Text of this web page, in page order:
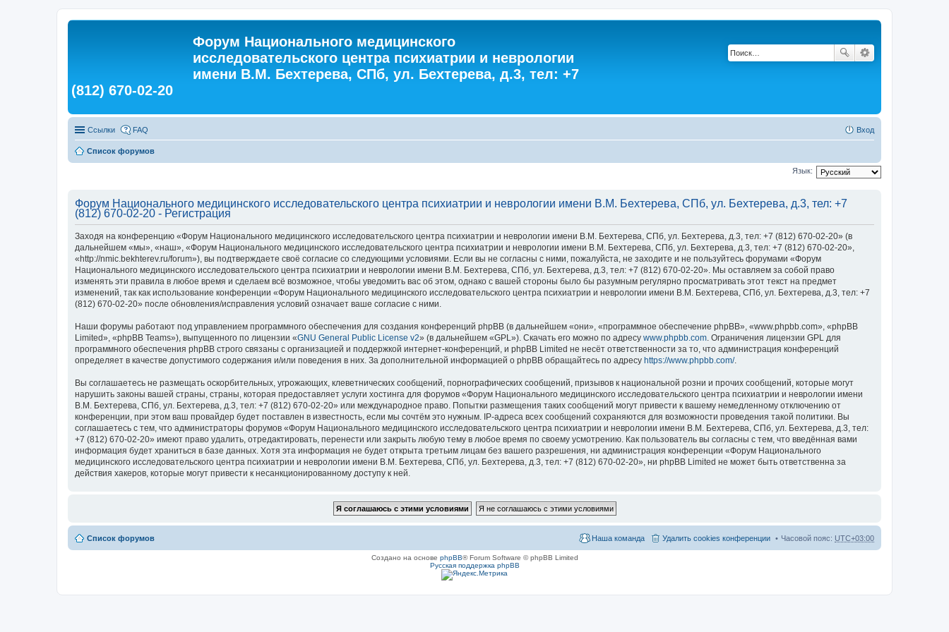
Форум Национального медицинского
исследовательского центра психиатрии и неврологии
имени В.М. Бехтерева, СПб, ул. Бехтерева, д.3, тел: +7
(812) 670-02-20
Ссылки FAQ Вход
Список форумов
Язык:
Форум Национального медицинского исследовательского центра психиатрии и неврологии имени В.М. Бехтерева, СПб, ул. Бехтерева, д.3, тел: +7
(812) 670-02-20 - Регистрация
Заходя на конференцию «Форум Национального медицинского исследовательского центра психиатрии и неврологии имени В.М. Бехтерева, СПб, ул. Бехтерева, д.3, тел: +7 (812) 670-02-20» (в
дальнейшем «мы», «наш», «Форум Национального медицинского исследовательского центра психиатрии и неврологии имени В.М. Бехтерева, СПб, ул. Бехтерева, д.3, тел: +7 (812) 670-02-20»,
«http://nmic.bekhterev.ru/forum»), вы подтверждаете своё согласие со следующими условиями. Если вы не согласны с ними, пожалуйста, не заходите и не пользуйтесь форумами «Форум
Национального медицинского исследовательского центра психиатрии и неврологии имени В.М. Бехтерева, СПб, ул. Бехтерева, д.3, тел: +7 (812) 670-02-20». Мы оставляем за собой право
изменять эти правила в любое время и сделаем всё возможное, чтобы уведомить вас об этом, однако с вашей стороны было бы разумным регулярно просматривать этот текст на предмет
изменений, так как использование конференции «Форум Национального медицинского исследовательского центра психиатрии и неврологии имени В.М. Бехтерева, СПб, ул. Бехтерева, д.3, тел: +7
(812) 670-02-20» после обновления/исправления условий означает ваше согласие с ними.
Наши форумы работают под управлением программного обеспечения для создания конференций phpBB (в дальнейшем «они», «программное обеспечение phpBB», «www.phpbb.com», «phpBB
Limited», «phpBB Teams»), выпущенного по лицензии «GNU General Public License v2» (в дальнейшем «GPL»). Скачать его можно по адресу www.phpbb.com. Ограничения лицензии GPL для
программного обеспечения phpBB строго связаны с организацией и поддержкой интернет-конференций, и phpBB Limited не несёт ответственности за то, что администрация конференций
определяет в качестве допустимого содержания и/или поведения в них. За дополнительной информацией о phpBB обращайтесь по адресу https://www.phpbb.com/.
Вы соглашаетесь не размещать оскорбительных, угрожающих, клеветнических сообщений, порнографических сообщений, призывов к национальной розни и прочих сообщений, которые могут
нарушить законы вашей страны, страны, которая предоставляет услуги хостинга для форумов «Форум Национального медицинского исследовательского центра психиатрии и неврологии имени
В.М. Бехтерева, СПб, ул. Бехтерева, д.3, тел: +7 (812) 670-02-20» или международное право. Попытки размещения таких сообщений могут привести к вашему немедленному отключению от
конференции, при этом ваш провайдер будет поставлен в известность, если мы сочтём это нужным. IP-адреса всех сообщений сохраняются для возможности проведения такой политики. Вы
соглашаетесь с тем, что администраторы форумов «Форум Национального медицинского исследовательского центра психиатрии и неврологии имени В.М. Бехтерева, СПб, ул. Бехтерева, д.3, тел:
+7 (812) 670-02-20» имеют право удалить, отредактировать, перенести или закрыть любую тему в любое время по своему усмотрению. Как пользователь вы согласны с тем, что введённая вами
информация будет храниться в базе данных. Хотя эта информация не будет открыта третьим лицам без вашего разрешения, ни администрация конференции «Форум Национального
медицинского исследовательского центра психиатрии и неврологии имени В.М. Бехтерева, СПб, ул. Бехтерева, д.3, тел: +7 (812) 670-02-20», ни phpBB Limited не может быть ответственна за
действия хакеров, которые могут привести к несанкционированному доступу к ней.
Список форумов Часовой пояс: UTC+03:00
Удалить cookies конференции
Наша команда
Создано на основе phpBB® Forum Software © phpBB Limited
Русская поддержка phpBB